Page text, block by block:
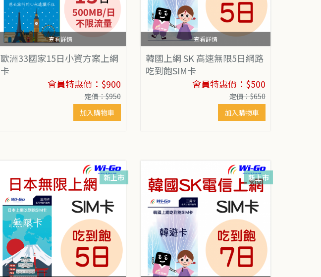
查看詳情
歐洲33國家15日小資方案上網
卡
會員特惠價：$900
定價：$950
加入購物車
查看詳情
韓國上網 SK 高速無限5日網路
吃到飽SIM卡
會員特惠價：$500
定價：$650
加入購物車
新上市 新上市